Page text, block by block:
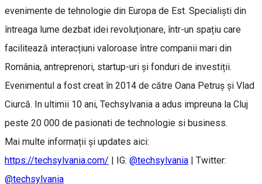
evenimente de tehnologie din Europa de Est. Specialiști din
întreaga lume dezbat idei revoluționare, într-un spațiu care
facilitează interacțiuni valoroase între companii mari din
România, antreprenori, startup-uri și fonduri de investiții.
Evenimentul a fost creat în 2014 de către Oana Petruș și Vlad
Ciurcă. In ultimii 10 ani, Techsylvania a adus impreuna la Cluj
peste 20 000 de pasionati de technologie si business.
Mai multe informații și updates aici:
https://techsylvania.com/ | IG: @techsylvania | Twitter:
@techsylvania